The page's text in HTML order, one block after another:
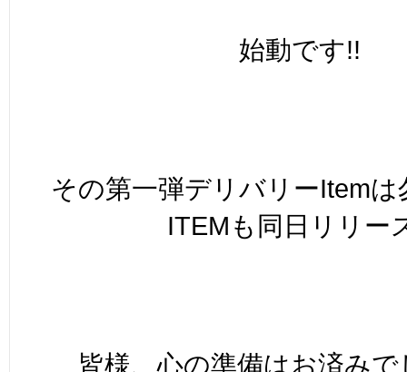
始動です!!
その第一弾デリバリーItemは
ITEMも同日リリー
皆様、心の準備はお済み